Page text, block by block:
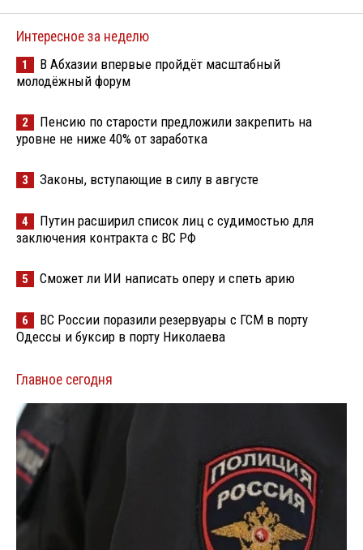
Интересное за неделю
1
В Абхазии впервые пройдёт масштабный
молодёжный форум
2
Пенсию по старости предложили закрепить на
уровне не ниже 40% от заработка
3 Законы, вступающие в силу в августе
4
Путин расширил список лиц с судимостью для
заключения контракта с ВС РФ
5 Сможет ли ИИ написать оперу и спеть арию
6
ВС России поразили резервуары с ГСМ в порту
Одессы и буксир в порту Николаева
Главное сегодня